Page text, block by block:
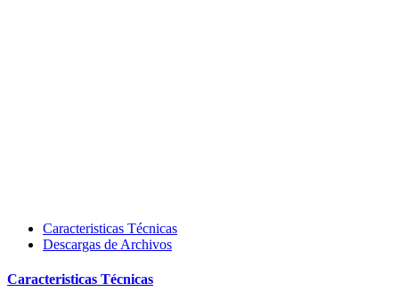
Caracteristicas Técnicas
Descargas de Archivos
Caracteristicas Técnicas